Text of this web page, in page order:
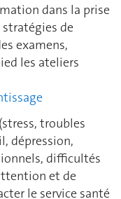
dans la prise
de
examens,
les ateliers
troubles
dépression,
difficultés
et de
le service santé